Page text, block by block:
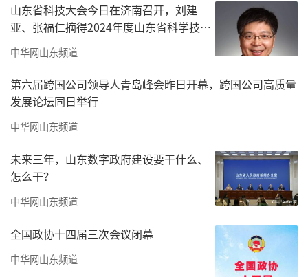
字形取法脉络清晰，大幅参考王铎结字思
路，单字大小错落排布，开合收放富有动态，
又受黄道周、张瑞图等闽地先贤书风熏陶，字
形骨架紧凑内敛。小幅则取法二王，造型清雅
简约，少量字形融入古简牍随性自然的造型趣
山东省科技大会今日在济南召开，刘建
亚、张福仁摘得2024年度山东省科学技术
奖最高奖！
中华网山东频道
第六届跨国公司领导人青岛峰会昨日开幕，跨国公司高质量
发展论坛同日举行
中华网山东频道
未来三年，山东数字政府建设要干什么、
怎么干？
中华网山东频道
全国政协十四届三次会议闭幕
中华网山东频道